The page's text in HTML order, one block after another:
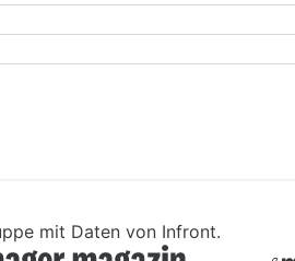
mit Daten von Infront.